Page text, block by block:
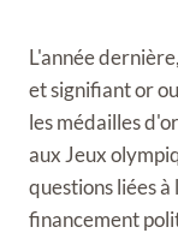
L'année
et signifiant or
les médailles
aux Jeux
questions liées
financement